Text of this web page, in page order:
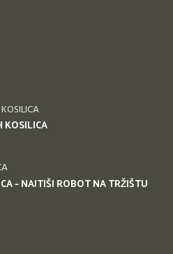
KOSILICA
– NAJTIŠI ROBOT NA TRŽIŠTU